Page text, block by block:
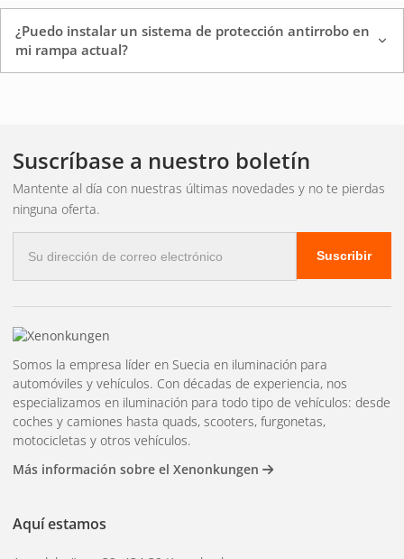
Tipos de protección
Soportes de perno con cierreSustituye los tornillos
estándar del soporte de la rampa y requiere una llave
especial para aflojarlos. Es la opción más común y sencilla.
Tornillos de seguridad Con un perfil único que solo se
puede aflojar con la broca especial incluida. Disponible en
comunes.
La mayoría de los dispositivos antirrobo son fáciles de
adaptar a los sistemas existentes. corchetesSimplemente
sustituya los tornillos estándar por los de seguridad. No se
requieren herramientas adicionales ni modificaciones.
Contáctanos
Si no está seguro de qué tamaño se ajusta a
¿Puedo instalar un sistema de protección antirrobo en
mi rampa actual?
Suscríbase a nuestro boletín
Mantente al día con nuestras últimas novedades y no te pierdas
ninguna oferta.
electrónico
Suscribir
Somos la empresa líder en Suecia en iluminación para
automóviles y vehículos. Con décadas de experiencia, nos
especializamos en iluminación para todo tipo de vehículos: desde
coches y camiones hasta quads, scooters, furgonetas,
motocicletas y otros vehículos.
Más información sobre el Xenonkungen
Aquí estamos